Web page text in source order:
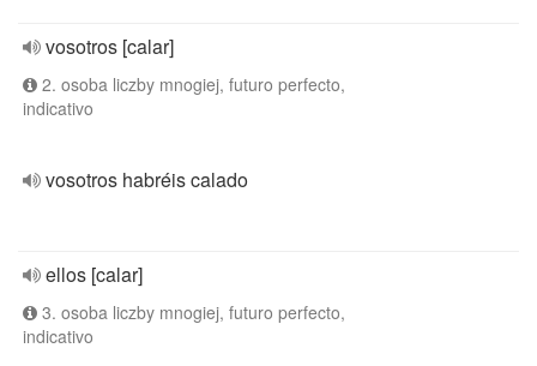
vosotros [calar]
2. osoba liczby mnogiej, futuro perfecto,
indicativo
vosotros habréis calado
ellos [calar]
3. osoba liczby mnogiej, futuro perfecto,
indicativo